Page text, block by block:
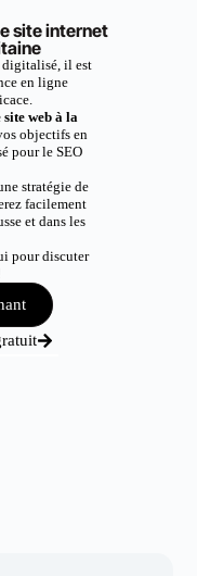
site internet
digitalisé, il est
en ligne
web à la
objectifs en
pour le SEO
stratégie de
facilement
et dans les
pour discuter